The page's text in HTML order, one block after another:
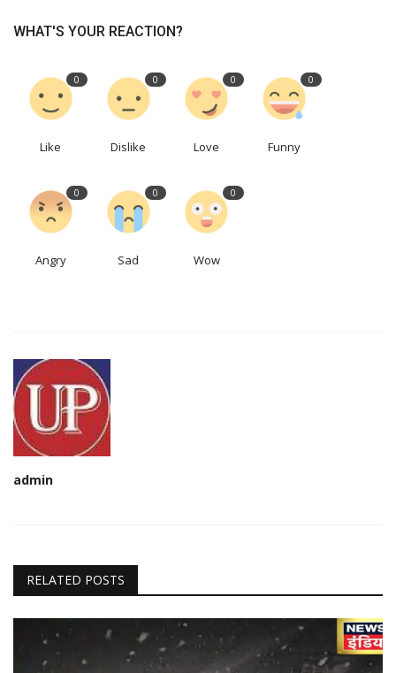
WHAT'S YOUR REACTION?
0
Like
0
Dislike
0
Love
0
Funny
0
Angry
0
Sad
0
Wow
admin
RELATED POSTS